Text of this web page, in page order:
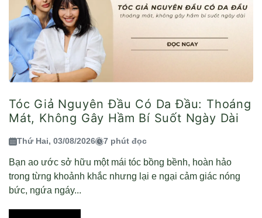
Tóc Giả Nguyên Đầu Có Da Đầu: Thoáng
Mát, Không Gây Hầm Bí Suốt Ngày Dài
Thứ Hai, 03/08/2026 7 phút đọc
Bạn ao ước sở hữu một mái tóc bồng bềnh, hoàn hảo
trong từng khoảnh khắc nhưng lại e ngại cảm giác nóng
bức, ngứa ngáy...